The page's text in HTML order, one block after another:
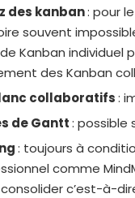
des kanban: pour
souvent
Kanban individuel
des Kanban
collaboratifs:
de Gantt: possible
: toujours à
comme
c’est-à-